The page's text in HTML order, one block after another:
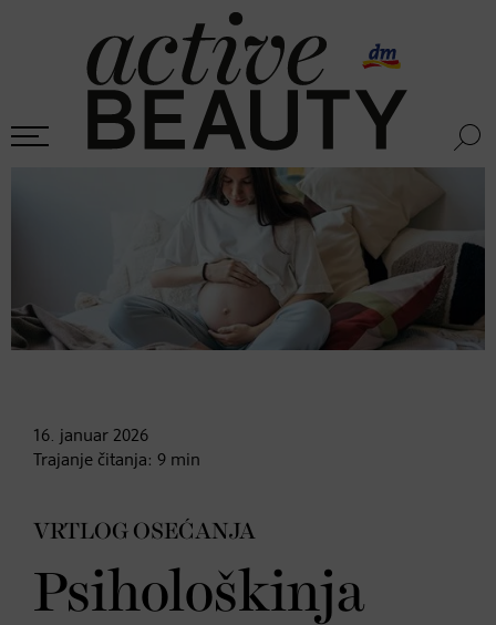
16. januar 2026
Trajanje čitanja: 9 min
VRTLOG OSEĆANJA
Psihološkinja